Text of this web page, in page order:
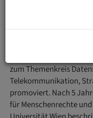
Gesellschafter des
Rights Center. Er hat
und einigen Jahren
Rechtswissenschaften
zum Themenkreis
Telekommunikation,
promoviert. Nach 5
für Menschenrechte